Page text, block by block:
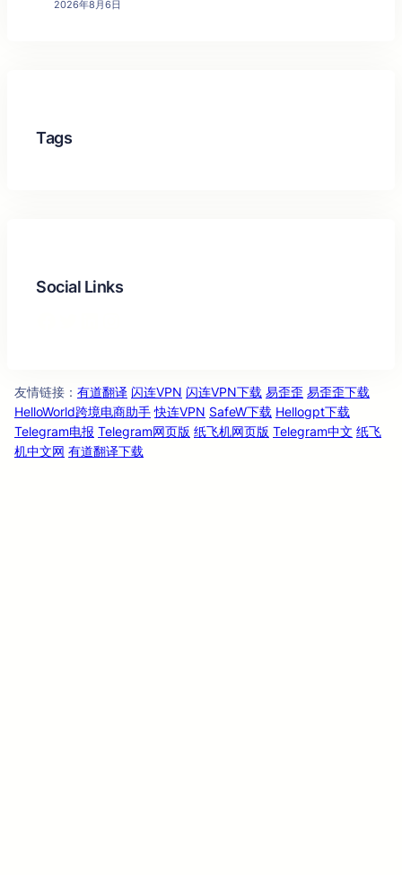
2026年8月6日
Tags
Social Links
友情链接 ： 有道翻译 闪连VPN 闪连VPN下载 易歪歪 易歪歪下载
HelloWorld跨境电商助手 快连VPN SafeW下载 Hellogpt下载
Telegram电报 Telegram网页版 纸飞机网页版 Telegram中文 纸飞
机中文网 有道翻译下载